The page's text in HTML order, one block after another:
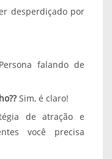
desperdiçado por
falando de
Sim, é claro!
de atração e
você precisa